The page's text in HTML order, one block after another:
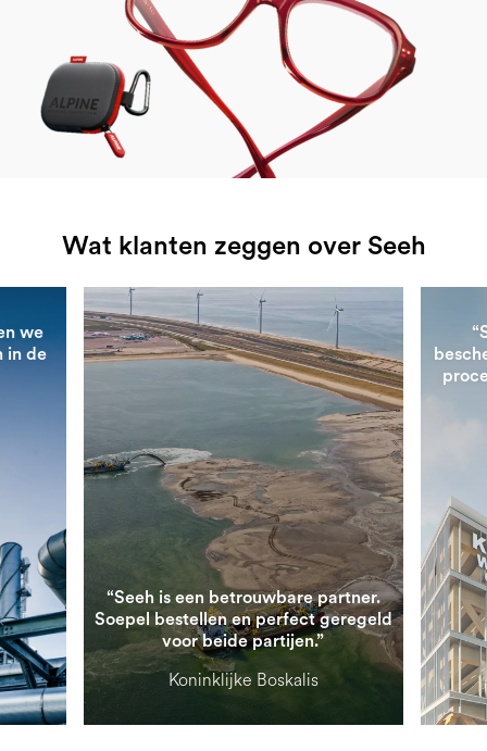
Wat klanten zeggen over Seeh
we
in de
“Seeh is een betrouwbare partner.
Soepel bestellen en perfect geregeld
voor beide partijen.”
Koninklijke Boskalis